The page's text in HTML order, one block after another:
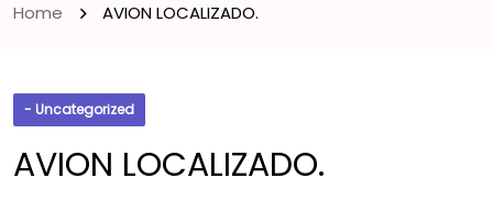
Home AVION LOCALIZADO.
- Uncategorized
AVION LOCALIZADO.